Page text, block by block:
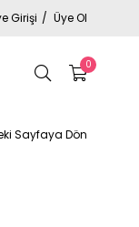
Girişi Üye Ol
0
Sayfaya Dön